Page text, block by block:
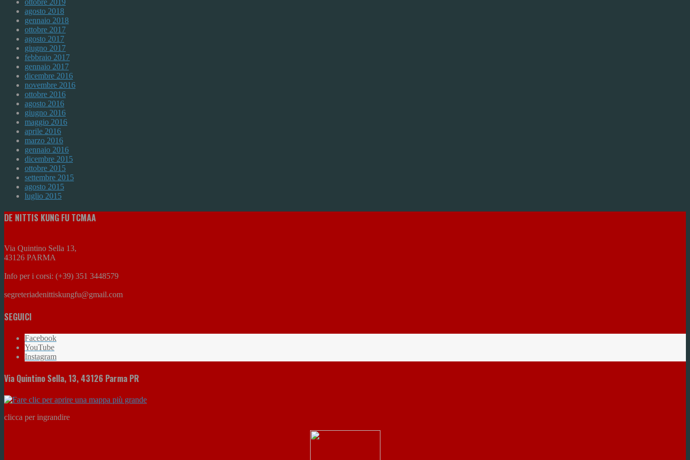
agosto 2018
gennaio 2018
ottobre 2017
agosto 2017
giugno 2017
febbraio 2017
gennaio 2017
dicembre 2016
novembre 2016
ottobre 2016
agosto 2016
giugno 2016
maggio 2016
aprile 2016
marzo 2016
gennaio 2016
dicembre 2015
ottobre 2015
settembre 2015
agosto 2015
luglio 2015
DE NITTIS KUNG FU TCMAA
Via Quintino Sella 13,
43126 PARMA
Info per i corsi: (+39) 351 3448579
segreteriadenittiskungfu@gmail.com
SEGUICI
Facebook
YouTube
Instagram
Via Quintino Sella, 13, 43126 Parma PR
clicca per ingrandire